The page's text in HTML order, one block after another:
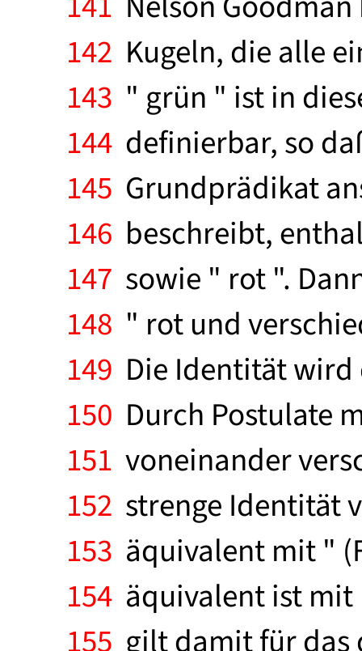
142 Kugeln, die alle
143 " grün " ist in
144 definierbar, so
145 Grundprädikat
146 beschreibt,
147 sowie " rot ".
148 " rot und
149 Die Identität wird
150 Durch Postulate
151 voneinander
152 strenge Identität
153 äquivalent mit "
154 äquivalent ist mit